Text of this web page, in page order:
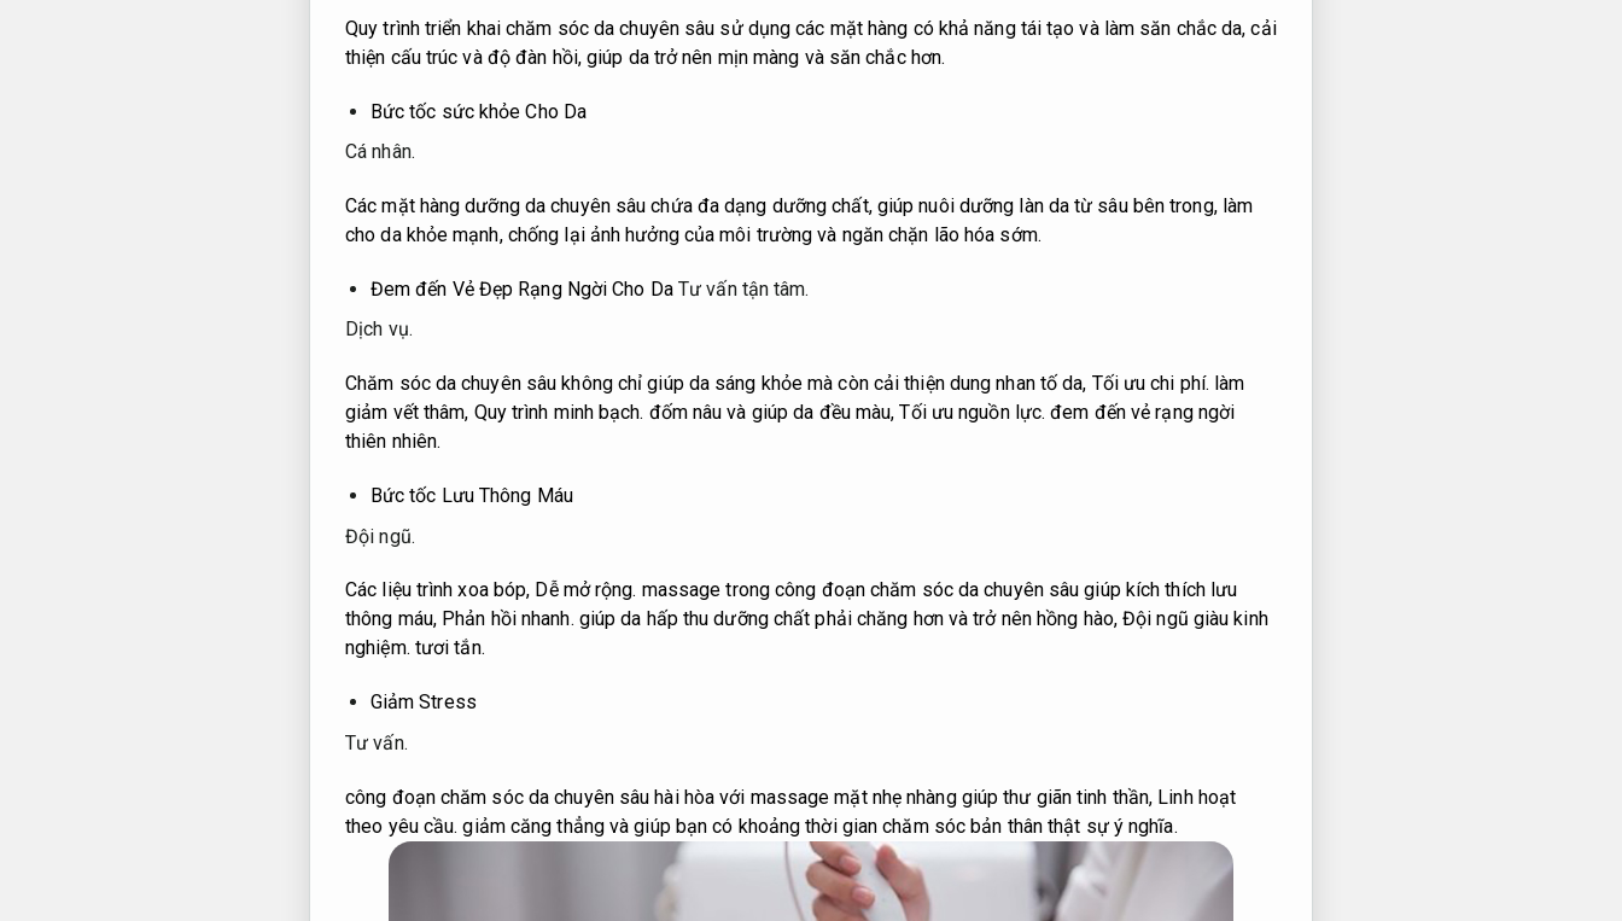
Quy trình triển khai chăm sóc da chuyên sâu sử dụng các mặt hàng có khả năng tái tạo và làm săn chắc da, cải
thiện cấu trúc và độ đàn hồi, giúp da trở nên mịn màng và săn chắc hơn.
Bức tốc sức khỏe Cho Da
Cá nhân.
Các mặt hàng dưỡng da chuyên sâu chứa đa dạng dưỡng chất, giúp nuôi dưỡng làn da từ sâu bên trong, làm
cho da khỏe mạnh, chống lại ảnh hưởng của môi trường và ngăn chặn lão hóa sớm.
Đem đến Vẻ Đẹp Rạng Ngời Cho Da Tư vấn tận tâm.
Dịch vụ.
Chăm sóc da chuyên sâu không chỉ giúp da sáng khỏe mà còn cải thiện dung nhan tố da, Tối ưu chi phí. làm
giảm vết thâm, Quy trình minh bạch. đốm nâu và giúp da đều màu,Tối ưu nguồn lực. đem đến vẻ rạng ngời
thiên nhiên.
Bức tốc Lưu Thông Máu
Đội ngũ.
Các liệu trình xoa bóp, Dễ mở rộng. massage trong công đoạn chăm sóc da chuyên sâu giúp kích thích lưu
thông máu, Phản hồi nhanh. giúp da hấp thu dưỡng chất phải chăng hơn và trở nên hồng hào,Đội ngũ giàu kinh
nghiệm. tươi tắn.
Giảm Stress
Tư vấn.
công đoạn chăm sóc da chuyên sâu hài hòa với massage mặt nhẹ nhàng giúp thư giãn tinh thần, Linh hoạt
theo yêu cầu. giảm căng thẳng và giúp bạn có khoảng thời gian chăm sóc bản thân thật sự ý nghĩa.